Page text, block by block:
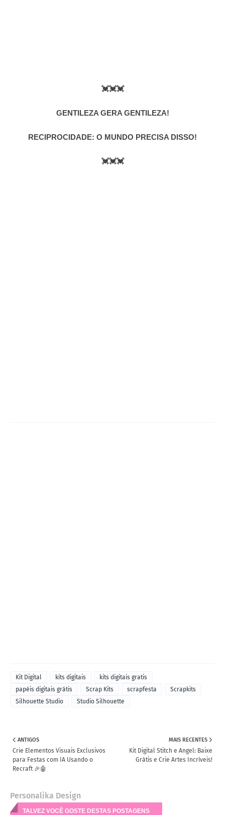
💓💓💓
GENTILEZA GERA GENTILEZA!
RECIPROCIDADE: O MUNDO PRECISA DISSO!
💓💓💓
Kit Digital kits digitais
kits digitais gratis
papéis digitais grátis
Scrap Kits scrapfesta
Scrapkits
Silhouette Studio
Studio Silhouette
MAIS RECENTES
Kit Digital Stitch e Angel: Baixe
Grátis e Crie Artes Incríveis!
ANTIGOS
Crie Elementos Visuais Exclusivos
para Festas com IA Usando o
Recraft 🎉🤖
Personalika Design
TALVEZ VOCÊ GOSTE DESTAS POSTAGENS